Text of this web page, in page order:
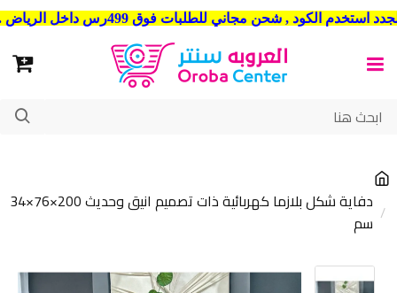
شحن مجاني للطلبات فوق 499رس داخل الرياض . وشحن الي جميع مدن المملكة العربية السعودية
دفاية شكل بلازما كهربائية ذات تصميم انيق وحديث 200×76×34
سم